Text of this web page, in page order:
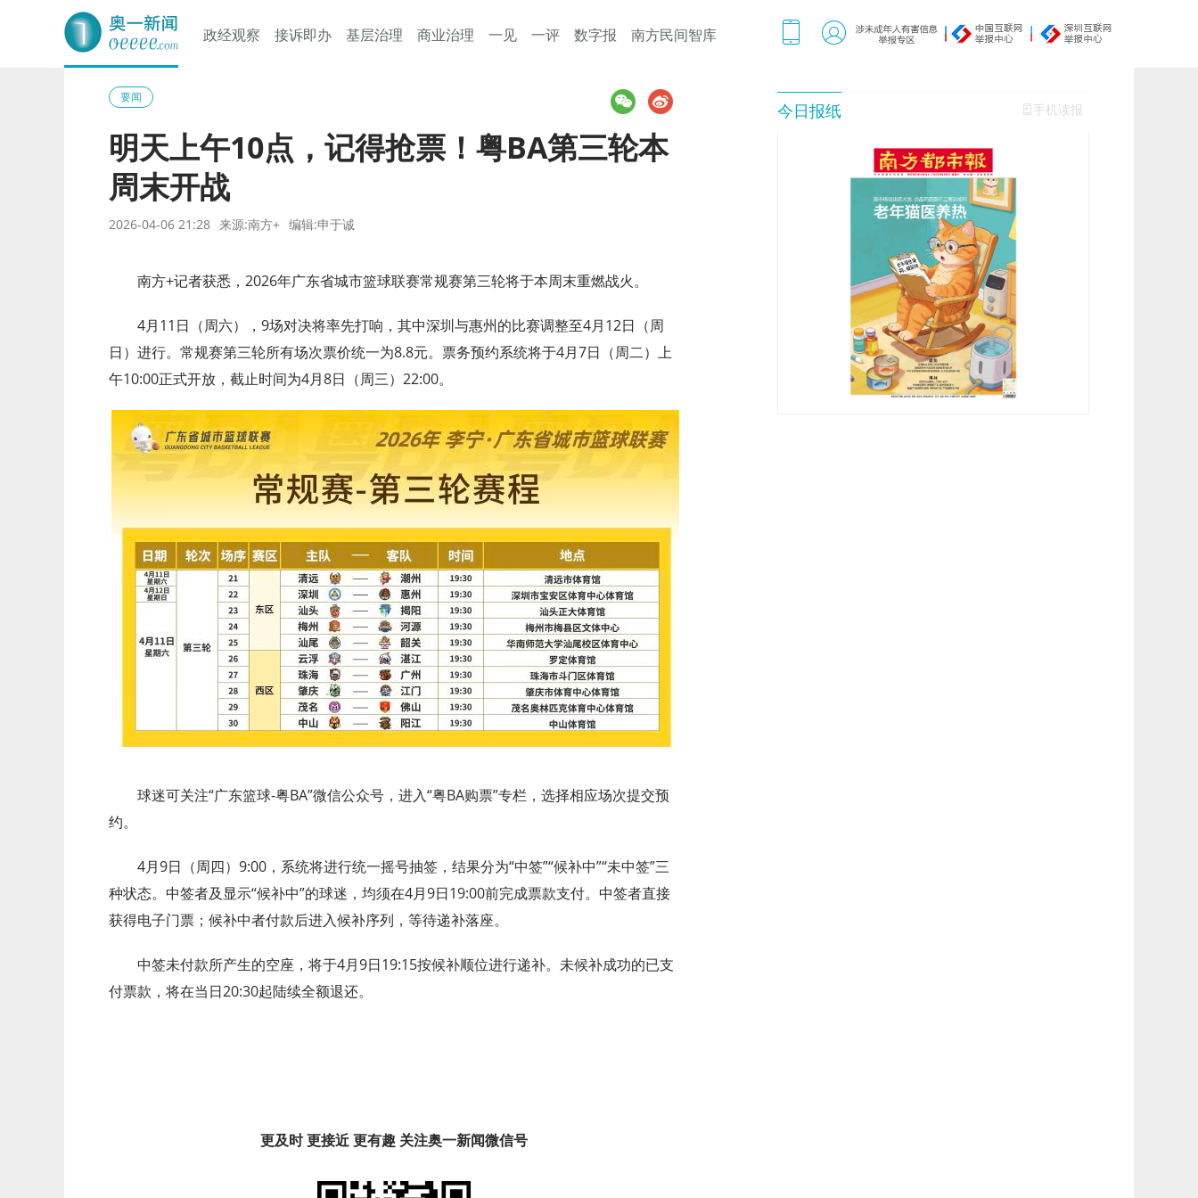
奥一网
政经观察 接诉即办 基层治理 商业治理 一见 一评 数字报 南方民间智库
要闻
明天上午10点，记得抢票！粤BA第三轮本
周末开战
2026-04-06 21:28 来源:南方+ 编辑:申于诚
南方+记者获悉，2026年广东省城市篮球联赛常规赛第三轮将于本周末重燃战火。
4月11日（周六），9场对决将率先打响，其中深圳与惠州的比赛调整至4月12日（周
日）进行。常规赛第三轮所有场次票价统一为8.8元。票务预约系统将于4月7日（周二）上
午10:00正式开放，截止时间为4月8日（周三）22:00。
球迷可关注“广东篮球-粤BA”微信公众号，进入“粤BA购票”专栏，选择相应场次提交预
约。
4月9日（周四）9:00，系统将进行统一摇号抽签，结果分为“中签”“候补中”“未中签”三
种状态。中签者及显示“候补中”的球迷，均须在4月9日19:00前完成票款支付。中签者直接
获得电子门票；候补中者付款后进入候补序列，等待递补落座。
中签未付款所产生的空座，将于4月9日19:15按候补顺位进行递补。未候补成功的已支
付票款，将在当日20:30起陆续全额退还。
更及时 更接近 更有趣 关注奥一新闻微信号
今日报纸 手机读报